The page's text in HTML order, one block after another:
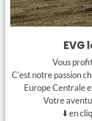
insolite
Les spas bière sont
connue à Budapest sur
propose plusieurs
expérience de détente
spécialement brassée
naturels tels que le
EVG
Vous
C’est notre passion
Europe Centrale
Votre
⬇️ en